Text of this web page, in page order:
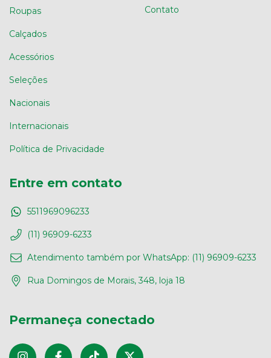
Roupas
Calçados
Acessórios
Seleções
Nacionais
Internacionais
Política de Privacidade
Contato
Entre em contato
5511969096233
(11) 96909-6233
Atendimento também por WhatsApp: (11) 96909-6233
Rua Domingos de Morais, 348, loja 18
Permaneça conectado